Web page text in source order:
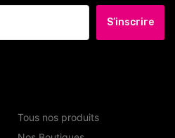
S’inscrire
Tous nos produits